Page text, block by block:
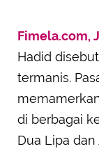
Fimela.com,
Hadid
termanis.
di berbagai
Dua Lipa